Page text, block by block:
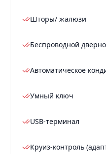
Шторы/ жалюзи
Беспроводной
Автоматическое
Умный ключ
USB-терминал
Круиз-контроль